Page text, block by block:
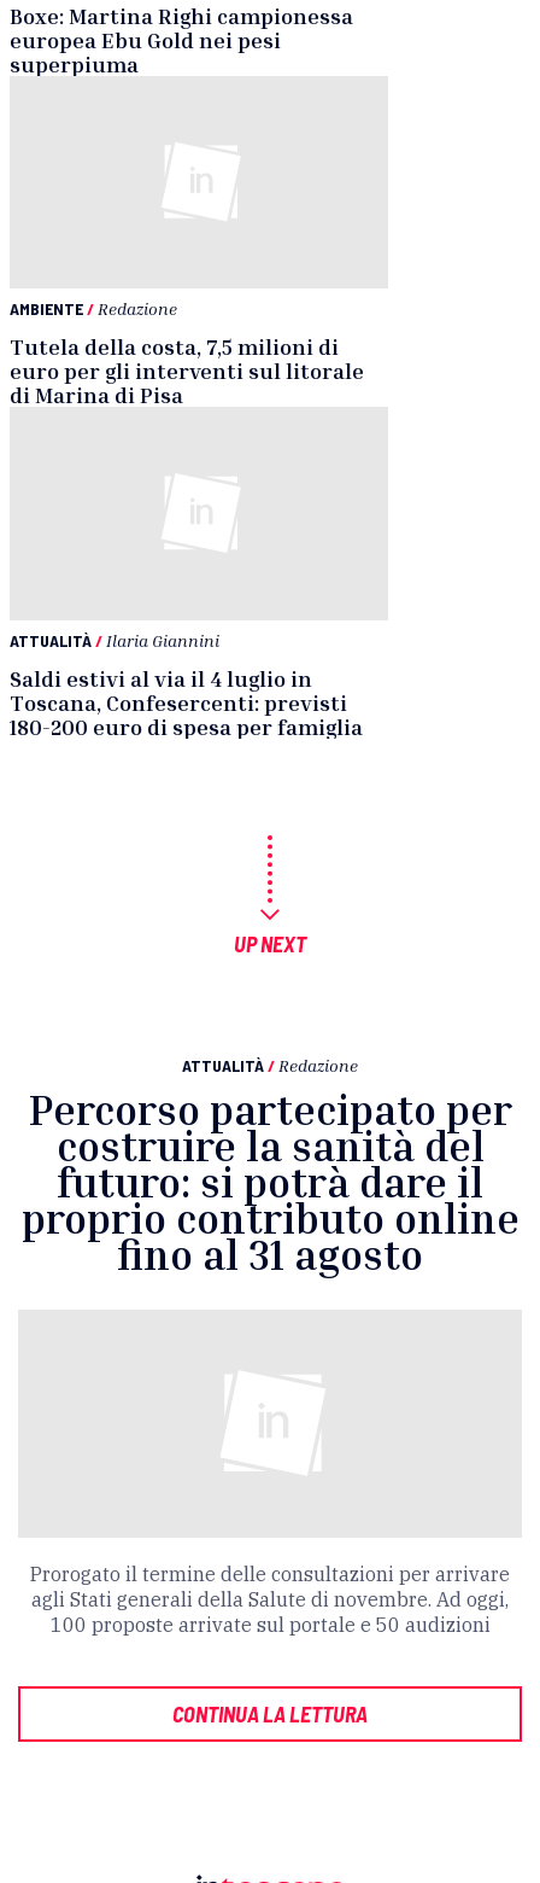
Boxe: Martina Righi campionessa
europea Ebu Gold nei pesi
superpiuma
AMBIENTE/ Redazione
Tutela della costa, 7,5 milioni di
euro per gli interventi sul litorale
di Marina di Pisa
ATTUALITÀ/ Ilaria Giannini
Saldi estivi al via il 4 luglio in
Toscana, Confesercenti: previsti
180-200 euro di spesa per famiglia
UP NEXT
ATTUALITÀ/ Redazione
Percorso partecipato per
costruire la sanità del
futuro: si potrà dare il
proprio contributo online
fino al 31 agosto
Prorogato il termine delle consultazioni per arrivare
agli Stati generali della Salute di novembre. Ad oggi,
100 proposte arrivate sul portale e 50 audizioni
CONTINUA LA LETTURA